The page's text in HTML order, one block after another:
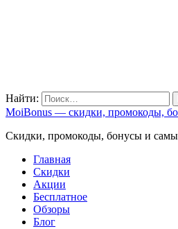
Найти:
MoiBonus — скидки, промокоды,
Скидки, промокоды, бонусы и
Главная
Скидки
Акции
Бесплатное
Обзоры
Блог